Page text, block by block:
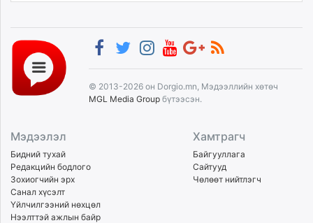
© 2013-2026 он Dorgio.mn, Мэдээллийн хөтөч
MGL Media Group бүтээсэн.
Мэдээлэл
Бидний тухай
Редакцийн бодлого
Зохиогчийн эрх
Санал хүсэлт
Үйлчилгээний нөхцөл
Нээлттэй ажлын байр
Хамтрагч
Байгууллага
Сайтууд
Чөлөөт нийтлэгч